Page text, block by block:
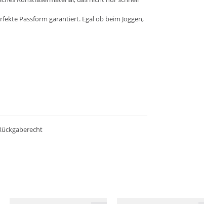
Passform garantiert. Egal ob beim Joggen,